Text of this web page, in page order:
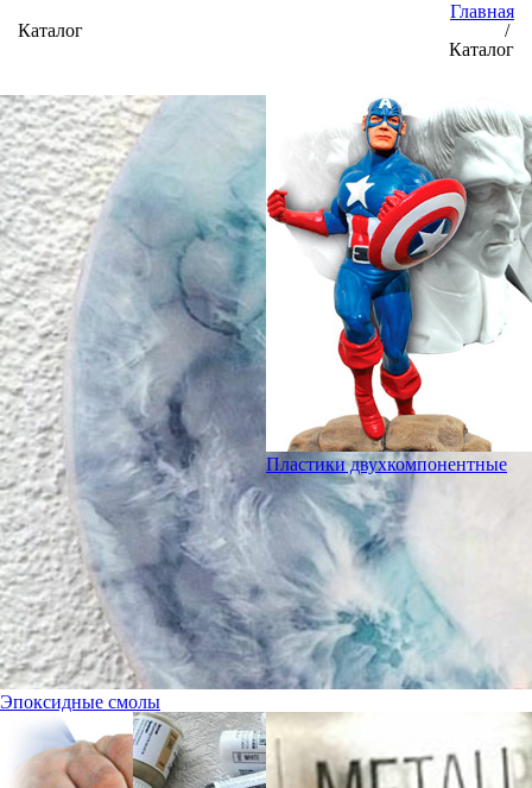
Каталог
Главная
/
Каталог
Эпоксидные смолы
Пластики двухкомпонентные